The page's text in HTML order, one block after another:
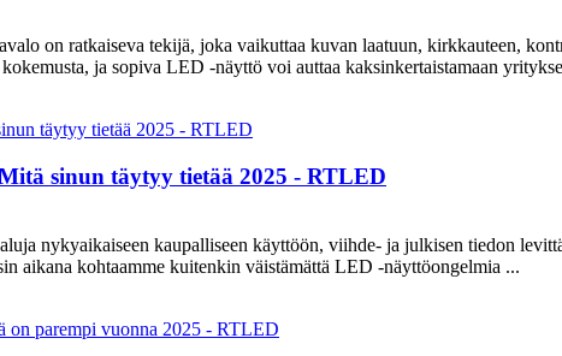
on ratkaiseva tekijä, joka vaikuttaa kuvan laatuun, kirkkauteen,
ja sopiva LED -näyttö voi auttaa kaksinkertaistamaan
sinun täytyy tietää 2025 - RTLED
nykyaikaiseen kaupalliseen käyttöön, viihde- ja julkisen tiedon
aikana kohtaamme kuitenkin väistämättä LED -näyttöongelmia ...